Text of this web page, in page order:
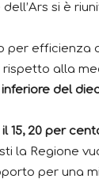
si è
per efficienza
alla
del
15, 20 per
la Regione
per una